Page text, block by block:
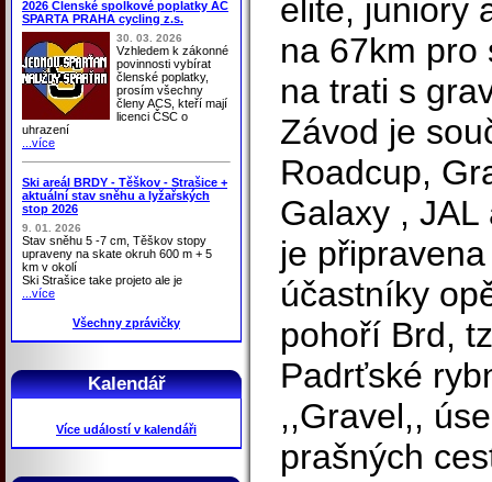
2026 Členské spolkové poplatky AC
SPARTA PRAHA cycling z.s.
30. 03. 2026
Vzhledem k zákonné
povinnosti vybírat
členské poplatky,
prosím všechny
členy ACS, kteří mají
licenci ČSC o
uhrazení
...více
Ski areál BRDY - Těškov - Strašice +
aktuální stav sněhu a lyžařských
stop 2026
9. 01. 2026
Stav sněhu 5 -7 cm, Těškov stopy
upraveny na skate okruh 600 m + 5
km v okolí
Ski Strašice take projeto ale je
...více
Všechny zprávičky
Kalendář
Více událostí v kalendáři
elite, juniory
na 67km pro
na trati s
Závod je
Roadcup,
Galaxy ,
je
účastníky
pohoří Brd,
Padrťské
,,Gravel,,
prašných